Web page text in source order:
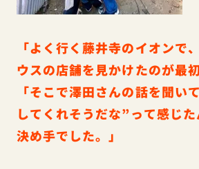
「よく行く藤井寺のイオンで
ウスの店舗を見かけたのが最
「そこで澤田さんの話を聞い
してくれそうだな”って感じ
決め手でした。」